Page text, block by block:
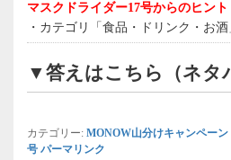
マスクドライダー17号からのヒント
・カテゴリ「食品・ドリンク・お酒
▼答えはこちら（ネタ
カテゴリー: MONOW山分けキャンペーン
号 パーマリンク